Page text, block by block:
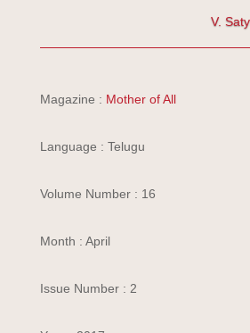
V.
Magazine : Mother of All
Language : Telugu
Volume Number : 16
Month : April
Issue Number : 2